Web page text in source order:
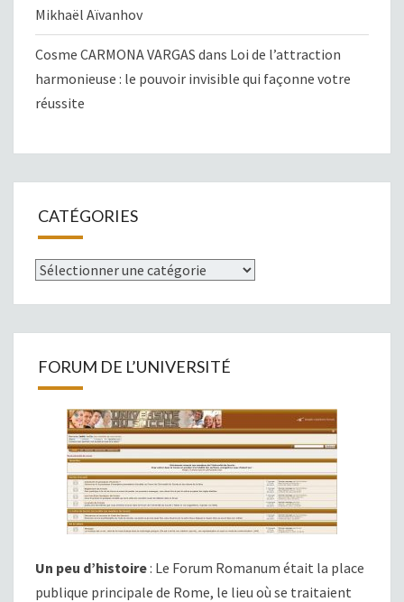
Mikhaël Aïvanhov
Cosme CARMONA VARGAS dans Loi de l’attraction
harmonieuse : le pouvoir invisible qui façonne votre
réussite
CATÉGORIES
Catégories
FORUM DE L’UNIVERSITÉ
Un peu d’histoire: Le Forum Romanum était la place
publique principale de Rome, le lieu où se traitaient